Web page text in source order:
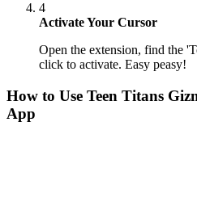
4
Activate Your Cursor
Open the extension, find the
click to activate. Easy peasy!
How to Use Teen Titans
App